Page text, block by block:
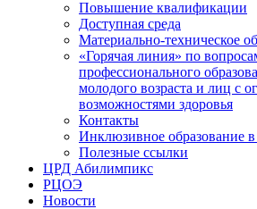
Повышение квалификации
Доступная среда
Материально-техническое
«Горячая линия» по
профессионального
молодого возраста и лиц с
возможностями здоровья
Контакты
Инклюзивное образование в
Полезные ссылки
ЦРД Абилимпикс
РЦОЭ
Новости